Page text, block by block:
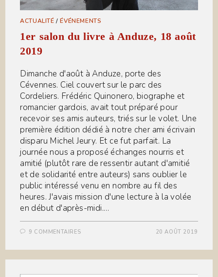
ACTUALITÉ /ÉVÉNEMENTS
1er salon du livre à Anduze, 18 août
2019
Dimanche d'août à Anduze, porte des
Cévennes. Ciel couvert sur le parc des
Cordeliers. Frédéric Quinonero, biographe et
romancier gardois, avait tout préparé pour
recevoir ses amis auteurs, triés sur le volet. Une
première édition dédié à notre cher ami écrivain
disparu Michel Jeury. Et ce fut parfait. La
journée nous a proposé échanges nourris et
amitié (plutôt rare de ressentir autant d'amitié
et de solidarité entre auteurs) sans oublier le
public intéressé venu en nombre au fil des
heures. J'avais mission d'une lecture à la volée
en début d'après-midi.…
9 COMMENTAIRES 20 AOÛT 2019